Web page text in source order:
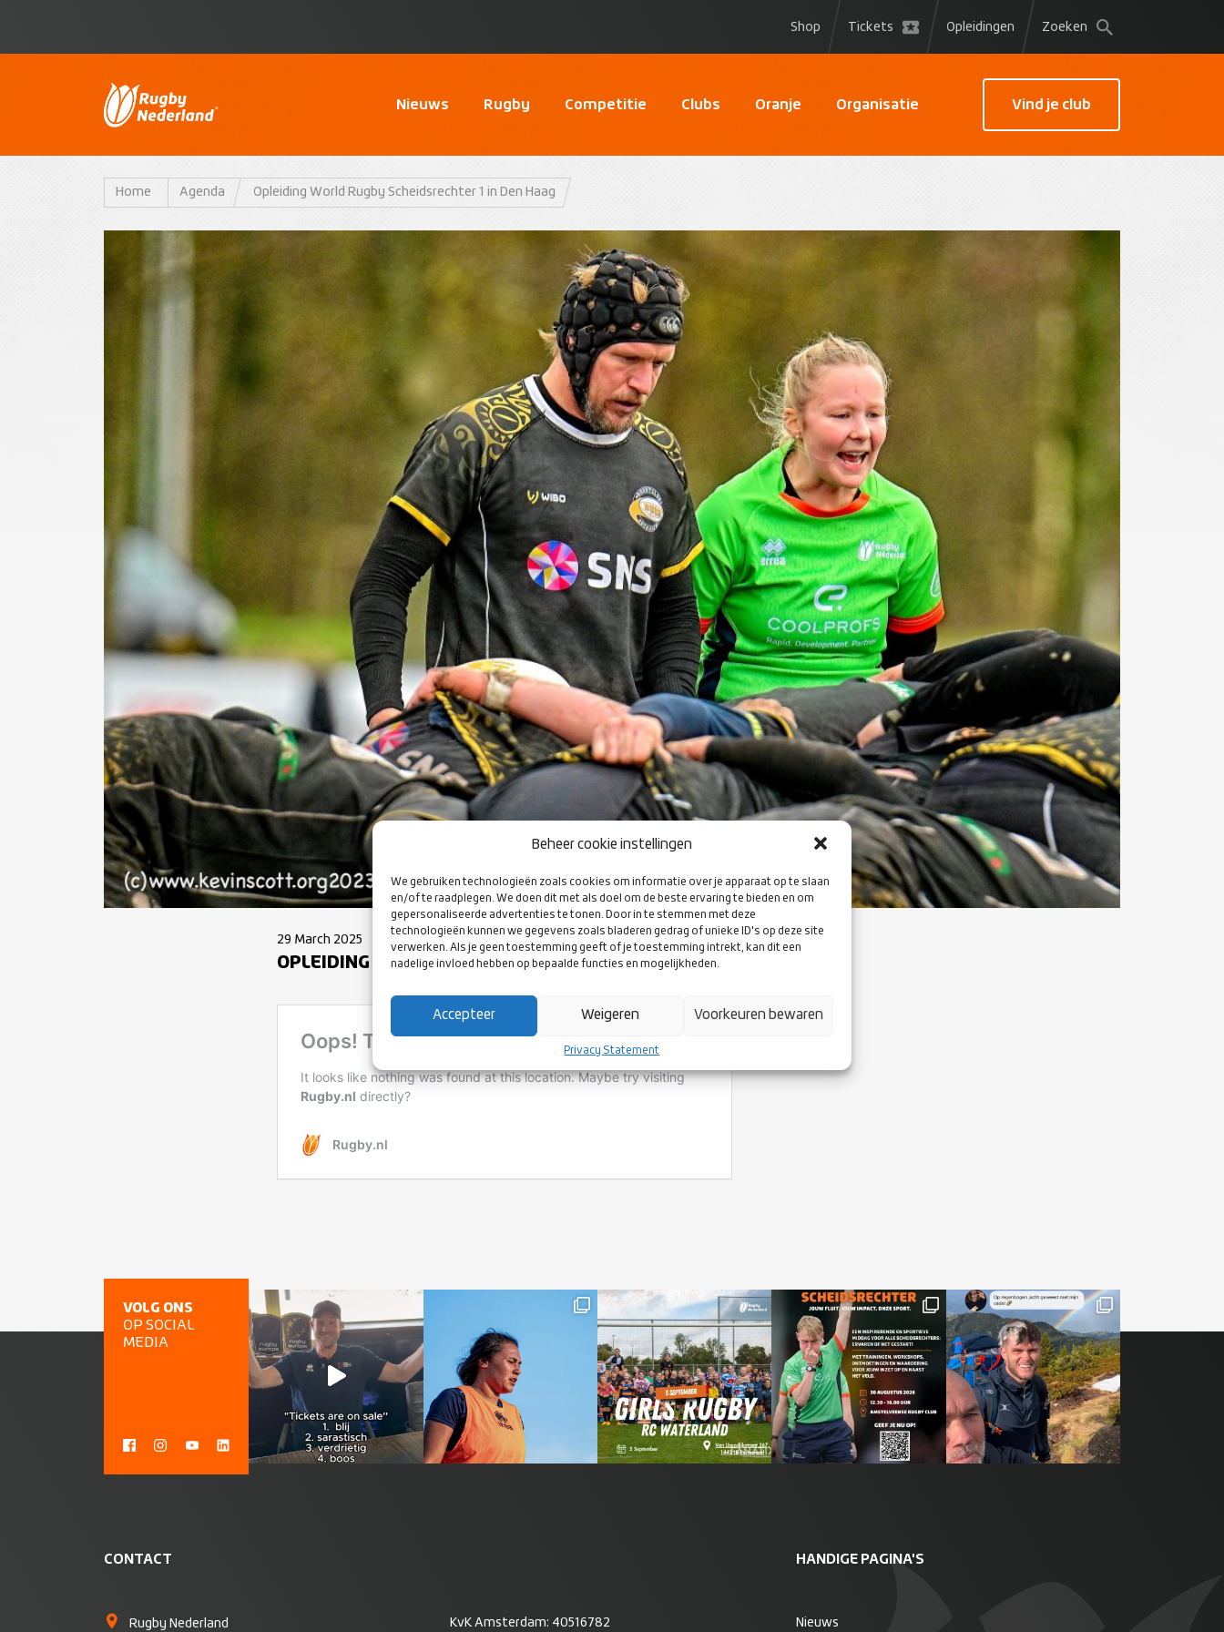
Beheer cookie instellingen
We gebruiken technologieën zoals cookies om informatie over je apparaat op te slaan
en/of te raadplegen. We doen dit met als doel om de beste ervaring te bieden en om
gepersonaliseerde advertenties te tonen. Door in te stemmen met deze
technologieën kunnen we gegevens zoals bladeren gedrag of unieke ID's op deze site
verwerken. Als je geen toestemming geeft of je toestemming intrekt, kan dit een
nadelige invloed hebben op bepaalde functies en mogelijkheden.
Accepteer Weigeren Voorkeuren bewaren
Privacy Statement
Shop Tickets Opleidingen Zoeken
Nieuws Rugby Competitie Clubs Oranje Organisatie Vind je club
Home Agenda Opleiding World Rugby Scheidsrechter 1 in Den Haag
29 March 2025
OPLEIDING WORLD RUGBY SCHEIDSRECHTER 1 IN DEN HAAG
VOLG ONS
OP SOCIAL
MEDIA
CONTACT
Rugby Nederland KvK Amsterdam: 40516782
HANDIGE PAGINA'S
Nieuws